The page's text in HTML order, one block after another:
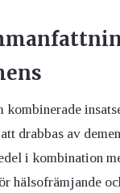
kombinerade
drabbas av
i kombination
hälsofrämjande